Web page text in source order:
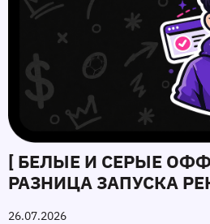
[ БЕЛЫЕ И СЕРЫЕ
РАЗНИЦА ЗАПУСКА
26.07.2026